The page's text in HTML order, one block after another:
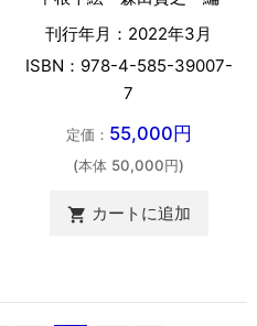
刊行年月：2022年3月
ISBN：978-4-585-39007-
7
定価： 55,000円
(本体 50,000円)
 カートに追加